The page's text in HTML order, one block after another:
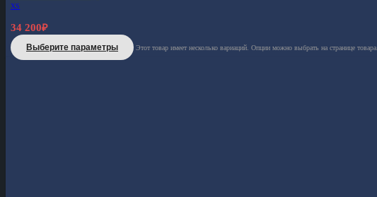
XS
34 200₽
Выберите параметры Этот товар имеет несколько вариаций. Опции можно выбрать на странице товара.